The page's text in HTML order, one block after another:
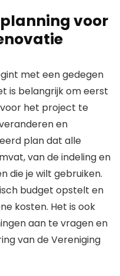
voor
met een gedegen
is belangrijk om eerst
voor het project te
en
plan dat alle
van de indeling en
die je wilt gebruiken.
budget opstelt en
kosten. Het is ook
aan te vragen en
van de Vereniging